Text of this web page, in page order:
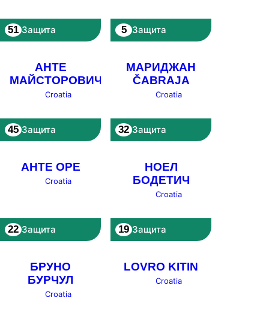
51 Защита 5 Защита
АНТЕ
МАЙСТОРОВИЧ
Croatia
45 Защита
МАРИДЖАН
ČABRAJA
Croatia
32 Защита
АНТЕ ОРЕ
Croatia
22 Защита
НОЕЛ
БОДЕТИЧ
Croatia
19 Защита
БРУНО
БУРЧУЛ
Croatia
LOVRO KITIN
Croatia